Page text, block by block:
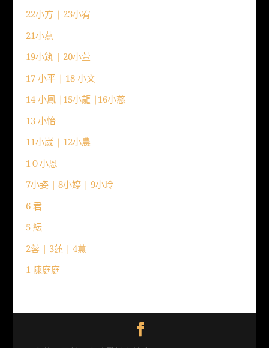
22小方 | 23小宥
21小燕
19小筑 | 20小萱
17 小平 | 18 小文
14 小鳳 |15小龍 |16小慈
13 小怡
11小崴 | 12小農
1０小恩
7小姿 | 8小婷 | 9小玲
6 君
5 紜
2蓉 | 3蓮 | 4蕙
1 陳庭庭